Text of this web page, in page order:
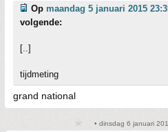
Op maandag 5 januari 2015
volgende:
[..]
tijdmeting
grand national
• dinsdag 6 januari